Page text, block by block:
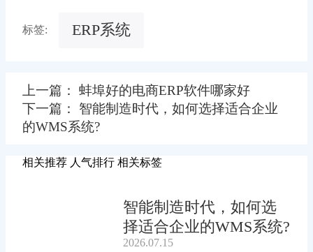
标签: ERP系统
上一篇： 蚌埠好的电商ERP软件哪家好
下一篇： 智能制造时代，如何选择适合企业
的WMS系统?
相关推荐 人气排行 相关标签
智能制造时代，如何选
择适合企业的WMS系统?
2026.07.15